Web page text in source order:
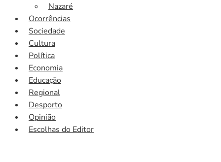
Nazaré
Ocorrências
Sociedade
Cultura
Política
Economia
Educação
Regional
Desporto
Opinião
Escolhas do Editor